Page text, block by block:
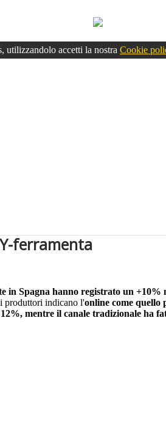
utilizzandolo accetti la nostra Cookie
ferramenta
in Spagna hanno registrato un +10%
produttori indicano l'online come quello
mentre il canale tradizionale ha